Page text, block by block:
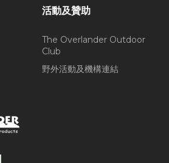
活動及贊助
The Overlander Outdoor
Club
野外活動及機構連結